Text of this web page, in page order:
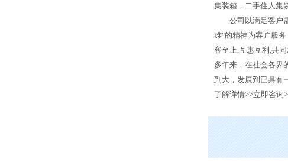
集装箱，二手住人集
公司以满足客户
难"的精神为客户服
客至上,互惠互利,共
多年来，在社会各界
到大，发展到已具有
了解详情>>立即咨询